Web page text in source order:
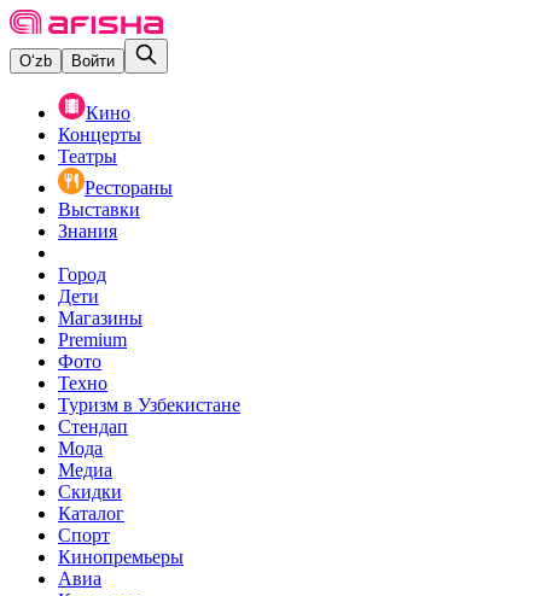
O‘zb Войти
Кино
Концерты
Театры
Рестораны
Выставки
Знания
Город
Дети
Магазины
Premium
Фото
Техно
Туризм в Узбекистане
Стендап
Мода
Медиа
Скидки
Каталог
Спорт
Кинопремьеры
Авиа